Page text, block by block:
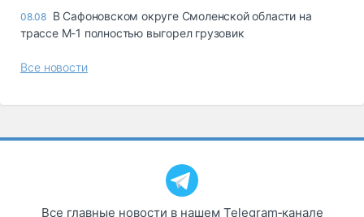
08.08 В Сафоновском округе Смоленской области на
трассе М-1 полностью выгорел грузовик
Все новости
Все главные новости в нашем Telegram‑канале